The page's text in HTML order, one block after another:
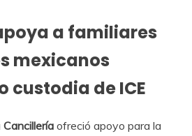
a familiares
mexicanos
custodia de ICE
Cancillería ofreció apoyo para la